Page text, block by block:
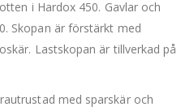
i Hardox 450. Gavlar och
Skopan är förstärkt med
Lastskopan är tillverkad på
med sparskär och